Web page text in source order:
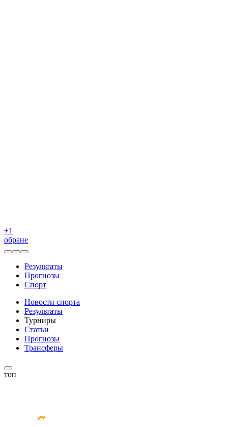
+1
обране
Результаты
Прогнозы
Спорт
Новости спорта
Результаты
Турниры
Статьи
Прогнозы
Трансферы
топ